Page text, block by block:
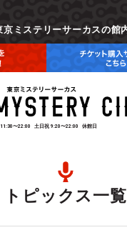
11:30〜22:00 土日祝 9:20〜22:00 休館日
トピックス一覧